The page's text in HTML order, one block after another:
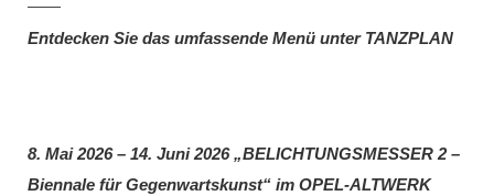
Entdecken Sie das umfassende Menü unter TANZPLAN
8. Mai 2026 – 14. Juni 2026 „BELICHTUNGSMESSER 2 –
Biennale für Gegenwartskunst“ im OPEL-ALTWERK